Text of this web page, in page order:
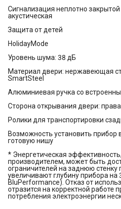
Сигнализация неплотно
акустическая
Защита от детей
HolidayMode
Уровень шума: 38 дБ
Материал двери: нержавеющая
SmartSteel
Алюминиевая ручка со
Сторона открывания двери:
Ролики для транспортировки
Возможность установить прибор
готовую нишу
* Энергетическая
производителем, может быть
ограничителей на заднюю стенку
увеличивают глубину прибора на
BluPerformance). Отказ от
отразится на корректной работе
потребления электроэнергии